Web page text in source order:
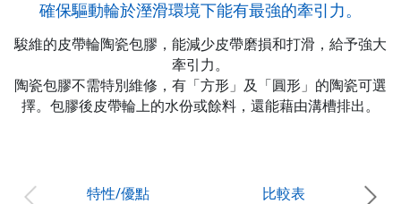
確保驅動輪於溼滑環境下能有最強的牽引力。
駿維的皮帶輪陶瓷包膠，能減少皮帶磨損和打滑，給予強大
牽引力。
陶瓷包膠不需特別維修， 有「方形」及「圓形」的陶瓷可選
擇。 包膠後皮帶輪上的水份或餘料，還能藉由溝槽排出。
特性/優點 比較表